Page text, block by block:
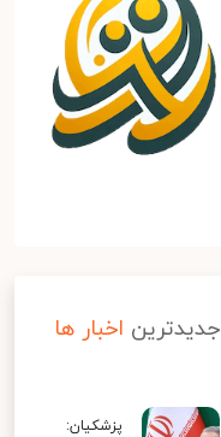
جدیدترین اخبار ها
پزشکیان: